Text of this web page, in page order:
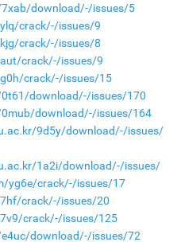
download/-/issues/5
crack/-/issues/9
crack/-/issues/8
crack/-/issues/9
crack/-/issues/15
download/-/issues/170
download/-/issues/164
9d5y/download/-/issues/
1a2i/download/-/issues/
yg6e/crack/-/issues/17
crack/-/issues/20
crack/-/issues/125
download/-/issues/72